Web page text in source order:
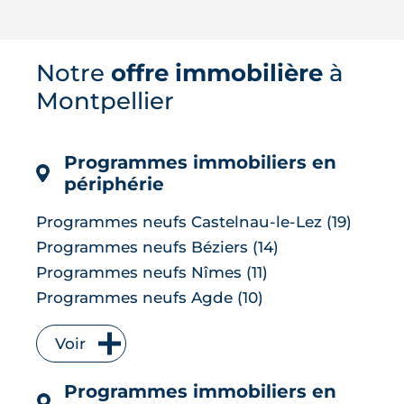
bioclimatique propose une autre voie :
concevoir des bâtiments qui restent
frais par leur seule conception. De la
résidence Théia à Montpellier à
dossier passe en revue cinq réalisat...
LIRE L'ARTICLE
Notre offre immobilière à
Montpellier
Programmes immobiliers en
périphérie
Programmes neufs Castelnau-le-Lez (19)
Programmes neufs Béziers (14)
Programmes neufs Nîmes (11)
Programmes neufs Agde (10)
Programmes neufs Mauguio (9)
Programmes neufs Lattes (8)
Programmes neufs Baillargues (7)
Voir
Programmes immobiliers en